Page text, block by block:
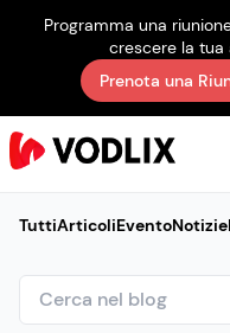
Programma una
crescere la tua
Prenota una
TuttiArticoliEventoNotizie